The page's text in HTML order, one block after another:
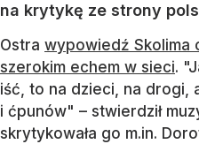
na krytykę ze strony
Ostra wypowiedź Skolima
szerokim echem w sieci.
iść, to na dzieci, na drogi,
i ćpunów" – stwierdził
skrytykowała go m.in.